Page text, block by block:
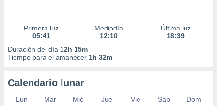
Primera luz
05:41
Mediodía
12:10
Última luz
18:39
Duración del día 12h 15m
Tiempo para el amanecer 1h 32m
Calendario lunar
Lun Mar Mié Jue Vie Sáb
Dom